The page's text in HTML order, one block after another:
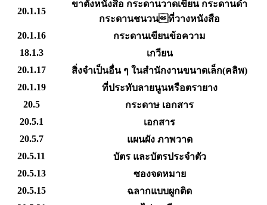
20.1.15
ขาตั้งหนังสือ กระดานวาดเขียน กระดานดำ
กระดานชนวนที่วางหนังสือ
20.1.16
กระดานเขียนข้อความ
18.1.3
เกวียน
20.1.17
สิ่งจำเป็นอื่น ๆ ในสำนักงานขนาดเล็ก(คลิพ)
20.1.19
ที่ประทับลายนูนหรือตรายาง
20.5
กระดาษ เอกสาร
20.5.1
เอกสาร
20.5.7
แผนผัง ภาพวาด
20.5.11
บัตร และบัตรประจำตัว
20.5.13
ซองจดหมาย
20.5.15
ฉลากแบบผูกติด